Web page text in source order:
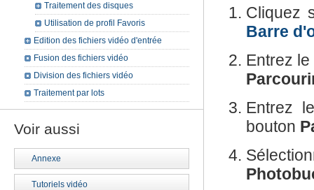
Cliquez
Barre
Entrez
Entrez
bouton
Traitement des disques
Utilisation de profil Favoris
Edition des fichiers vidéo d'entrée
Fusion des fichiers vidéo
Division des fichiers vidéo
Traitement par lots
Voir aussi
Annexe
Tutoriels vidéo